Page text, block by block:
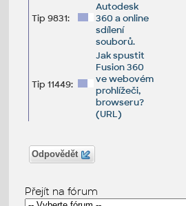
Tip 9831:
Autodesk
360 a online
sdílení
souborů.
Tip 11449:
Jak spustit
Fusion 360
ve webovém
prohlížeči,
browseru?
(URL)
Odpovědět
Přejít na fórum